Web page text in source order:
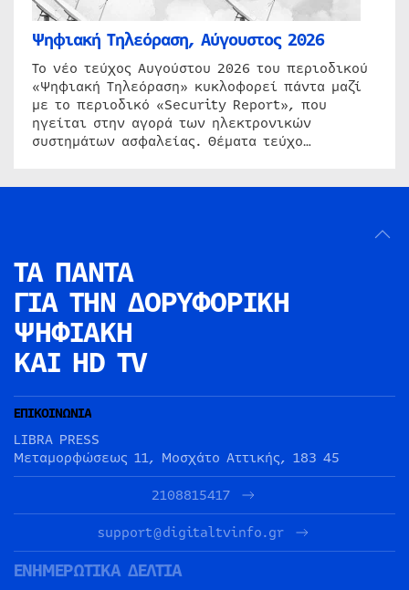
Ψηφιακή Τηλεόραση, Αύγουστος 2026
Το νέο τεύχος Αυγούστου 2026 του περιοδικού
«Ψηφιακή Τηλεόραση» κυκλοφορεί πάντα μαζί
με το περιοδικό «Security Report», που
ηγείται στην αγορά των ηλεκτρονικών
συστημάτων ασφαλείας. Θέματα τεύχο…
ΤΑ ΠΑΝΤΑ
ΓΙΑ ΤΗΝ ΔΟΡΥΦΟΡΙΚΗ
ΨΗΦΙΑΚΗ
ΚΑΙ HD TV
ΕΠΙΚΟΙΝΩΝΙΑ
LIBRA PRESS
Μεταμορφώσεως 11, Μοσχάτο Αττικής, 183 45
2108815417
support@digitaltvinfo.gr
ΕΝΗΜΕΡΩΤΙΚΑ ΔΕΛΤΙΑ